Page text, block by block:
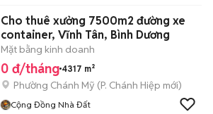
Cho thuê xưởng 7500m2 đường xe
container, Vĩnh Tân, Bình Dương
Mặt bằng kinh doanh
0 đ/tháng 4317 m²
Phường Chánh Mỹ (P. Chánh Hiệp mới)
Cộng Đồng Nhà Đất